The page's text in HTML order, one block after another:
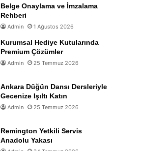
Belge Onaylama ve İmzalama
Rehberi
Admin 1 Ağustos 2026
Kurumsal Hediye Kutularında
Premium Çözümler
Admin 25 Temmuz 2026
Ankara Düğün Dansı Dersleriyle
Gecenize Işıltı Katın
Admin 25 Temmuz 2026
Remington Yetkili Servis
Anadolu Yakası